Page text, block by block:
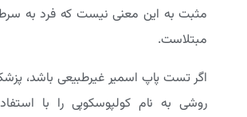
مثبت به این معنی نیست که فرد به
مبتلاست.
اگر تست پاپ اسمیر غیرطبیعی باشد،
روشی به نام کولپوسکوپی را با